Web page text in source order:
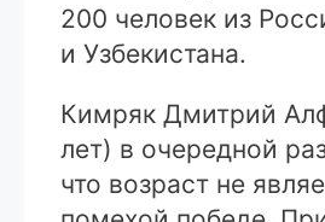
200 человек из
и Узбекистана.
Кимряк Дмитрий
лет) в очередной
что возраст не